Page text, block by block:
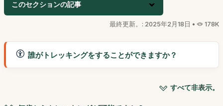
このセクションの記事
最終更新。: 2025年2月18日 • 178K
誰がトレッキングをすることができますか？
すべて非表示。